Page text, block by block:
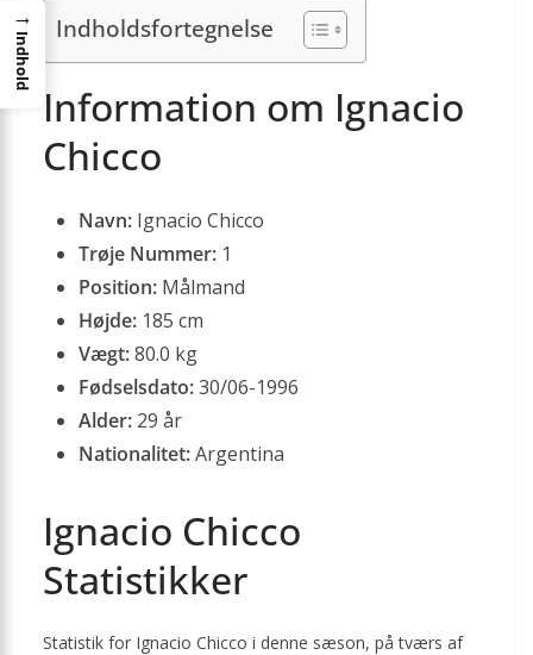
Indholdsfortegnelse
Information om Ignacio
Chicco
Navn: Ignacio Chicco
Trøje Nummer: 1
Position: Målmand
Højde: 185 cm
Vægt:80.0 kg
Fødselsdato:30/06-1996
Alder: 29 år
Nationalitet:Argentina
Ignacio Chicco
Statistikker
Statistik for Ignacio Chicco i denne sæson, på tværs af
→
Indhold